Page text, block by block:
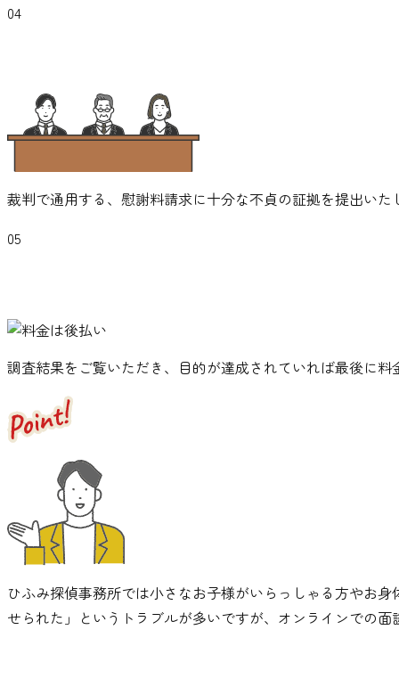
04
裁判で通用する、慰謝料請求に十分な不貞の証拠を提出いた
05
調査結果をご覧いただき、目的が達成されていれば最後に
ひふみ探偵事務所では小さなお子様がいらっしゃる方やお
せられた」というトラブルが多いですが、オンラインでの